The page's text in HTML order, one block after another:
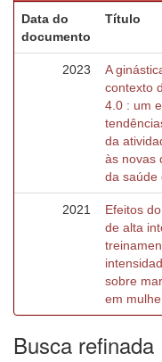
Data do
documento
Título
2023
A
contexto
4.0 : um
da
às novas
da saúde
2021
Efeitos
de alta
sobre
em
Busca refinada